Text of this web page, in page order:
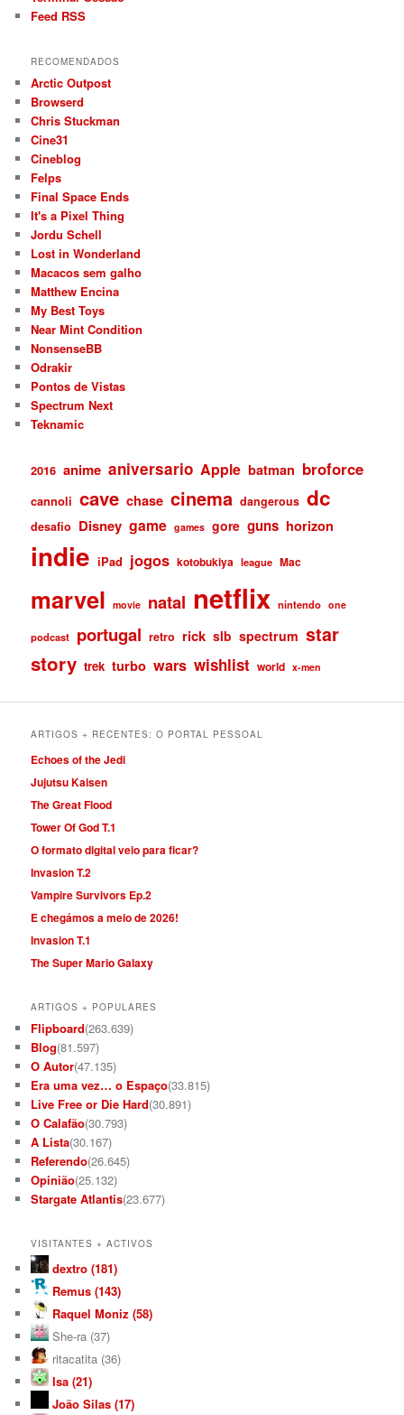
Feed RSS
RECOMENDADOS
Arctic Outpost
Browserd
Chris Stuckman
Cine31
Cineblog
Felps
Final Space Ends
It's a Pixel Thing
Jordu Schell
Lost in Wonderland
Macacos sem galho
Matthew Encina
My Best Toys
Near Mint Condition
NonsenseBB
Odrakir
Pontos de Vistas
Spectrum Next
Teknamic
2016 anime aniversario Apple batman broforce
cannoli cave chase cinema dangerous dc
desafio Disney game games gore guns horizon
indie iPad jogos kotobukiya league Mac
marvel movie natal netflix nintendo one
podcast portugal retro rick slb spectrum star
story trek turbo wars wishlist world x-men
ARTIGOS + RECENTES: O PORTAL PESSOAL
Echoes of the Jedi
Jujutsu Kaisen
The Great Flood
Tower Of God T.1
O formato digital veio para ficar?
Invasion T.2
Vampire Survivors Ep.2
E chegámos a meio de 2026!
Invasion T.1
The Super Mario Galaxy
ARTIGOS + POPULARES
Flipboard(263.639)
Blog(81.597)
O Autor(47.135)
Era uma vez… o Espaço(33.815)
Live Free or Die Hard(30.891)
O Calafão(30.793)
A Lista(30.167)
Referendo(26.645)
Opinião(25.132)
Stargate Atlantis(23.677)
VISITANTES + ACTIVOS
dextro (181)
Remus (143)
Raquel Moniz (58)
She-ra (37)
ritacatita (36)
Isa (21)
João Silas (17)